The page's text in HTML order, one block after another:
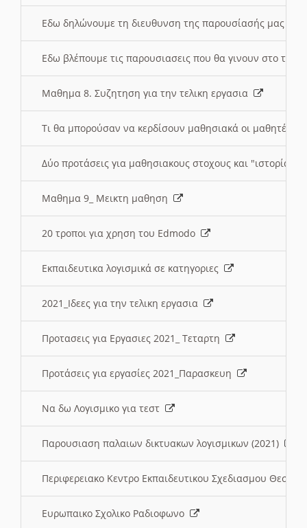
Εδω δηλώνουμε τη διευθυνση της παρουσίασής μας
Εδω βλέπουμε τις παρουσιασεις που θα γινουν στο
Μαθημα 8. Συζητηση για την τελικη εργασια
Τι θα μπορούσαν να κερδίσουν μαθησιακά οι μαθητές/
Δύο προτάσεις για μαθησιακους στοχους και "ιστορία"
Μαθημα 9_ Μεικτη μαθηση
20 τροποι για χρηση του Edmodo
Εκπαιδευτικα λογισμικά σε κατηγοριες
2021_Ιδεες για την τελικη εργασια
Προτασεις για Εργασιες 2021_ Τεταρτη
Προτάσεις για εργασίες 2021_Παρασκευη
Να δω Λογισμικο για τεστ
Παρουσιαση παλαιων δικτυακων λογισμικων (2021)
Περιφερειακο Κεντρο Εκπαιδευτικου Σχεδιασμου
Ευρωπαικο Σχολικο Ραδιοφωνο